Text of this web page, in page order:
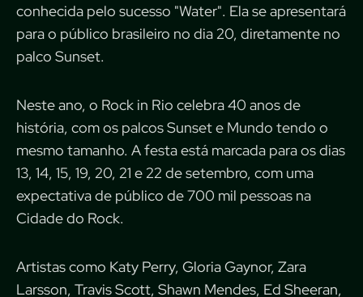
conhecida pelo sucesso "Water". Ela se apresentará
para o público brasileiro no dia 20, diretamente no
palco Sunset.
Neste ano, o Rock in Rio celebra 40 anos de
história, com os palcos Sunset e Mundo tendo o
mesmo tamanho. A festa está marcada para os dias
13, 14, 15, 19, 20, 21 e 22 de setembro, com uma
expectativa de público de 700 mil pessoas na
Cidade do Rock.
Artistas como Katy Perry, Gloria Gaynor, Zara
Larsson, Travis Scott, Shawn Mendes, Ed Sheeran,